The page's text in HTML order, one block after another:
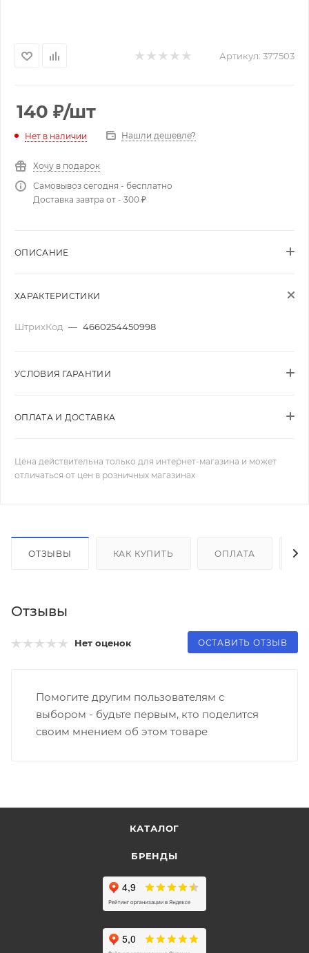
Артикул: 377503
140 ₽/шт
Нет в наличии Нашли дешевле?
Хочу в подарок
Самовывоз сегодня - бесплатно
Доставка завтра от - 300 ₽
ОПИСАНИЕ
ХАРАКТЕРИСТИКИ
ШтрихКод — 4660254450998
УСЛОВИЯ ГАРАНТИИ
ОПЛАТА И ДОСТАВКА
Цена действительна только для интернет-магазина и может
отличаться от цен в розничных магазинах
ОТЗЫВЫ КАК КУПИТЬ ОПЛАТА
Отзывы
Нет оценок ОСТАВИТЬ ОТЗЫВ
Помогите другим пользователям с
выбором - будьте первым, кто поделится
своим мнением об этом товаре
КАТАЛОГ
БРЕНДЫ